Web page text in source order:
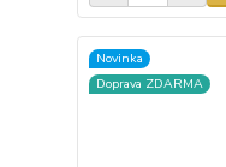
Novinka
Doprava ZDARMA